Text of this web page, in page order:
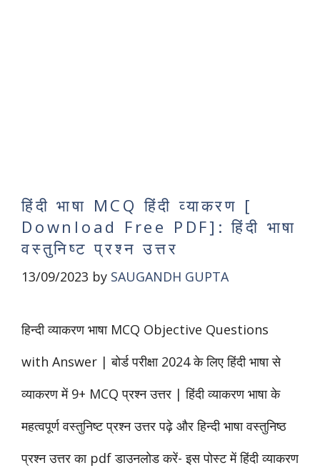
हिंदी भाषा MCQ हिंदी व्याकरण [
Download Free PDF]: हिंदी भाषा
वस्तुनिष्ट प्रश्न उत्तर
13/09/2023 by SAUGANDH GUPTA
हिन्दी व्याकरण भाषा MCQ Objective Questions
with Answer | बोर्ड परीक्षा 2024 के लिए हिंदी भाषा से
व्याकरण में 9+ MCQ प्रश्न उत्तर | हिंदी व्याकरण भाषा के
महत्वपूर्ण वस्तुनिष्ट प्रश्न उत्तर पढ़े और हिन्दी भाषा वस्तुनिष्ठ
प्रश्न उत्तर का pdf डाउनलोड करें- इस पोस्ट में हिंदी व्याकरण